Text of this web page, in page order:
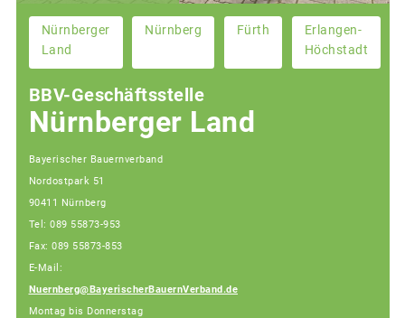
Nürnberger
Land
Nürnberg Fürth
Erlangen-
Höchstadt
BBV-Geschäftsstelle
Nürnberger Land
Bayerischer Bauernverband
Nordostpark 51
90411 Nürnberg
Tel: 089 55873-953
Fax: 089 55873-853
E-Mail:
Nuernberg@BayerischerBauernVerband.de
Montag bis Donnerstag